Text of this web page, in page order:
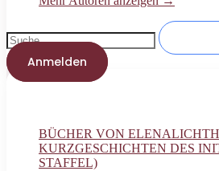
Anmelden
BÜCHER VON
KURZGESCHICHTEN DES
STAFFEL)